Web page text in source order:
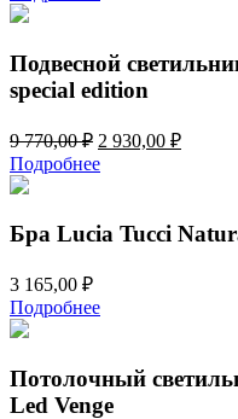
составляла
065,00 ₽.
Подвесной
special edition
9 770,00₽ Первоначальная
цена
составляла
770,00 ₽.
2 930,00 ₽
Подробнее
Бра Lucia Tucci
3 165,00 ₽
Подробнее
Потолочный
Led Venge